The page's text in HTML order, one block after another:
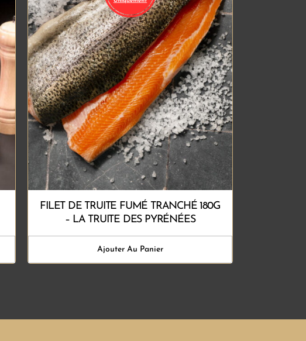
FILET DE TRUITE FUMÉ TRANCHÉ 180G
– LA TRUITE DES PYRÉNÉES
Ajouter Au Panier